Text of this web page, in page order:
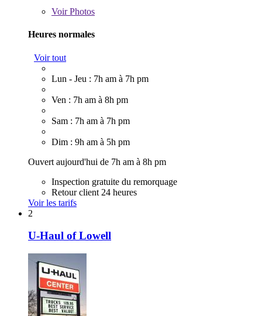
VoirPhotos
Heures normales
Voir tout
Lun - Jeu : 7h am à 7h pm
Ven : 7h am à 8h pm
Sam : 7h am à 7h pm
Dim : 9h am à 5h pm
Ouvert aujourd'hui de 7h am à 8h pm
Inspection gratuite du remorquage
Retour client 24 heures
Voir les tarifs
2
U-Haul of Lowell